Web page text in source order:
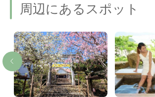
周辺にあるスポット